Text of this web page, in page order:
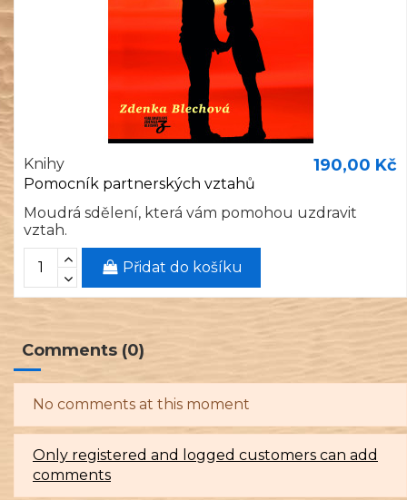
Knihy
Pomocník partnerských vztahů
190,00 Kč
Moudrá sdělení, která vám pomohou uzdravit
vztah.
Přidat do košíku
Comments (0)
No comments at this moment
Only registered and logged customers can add
comments